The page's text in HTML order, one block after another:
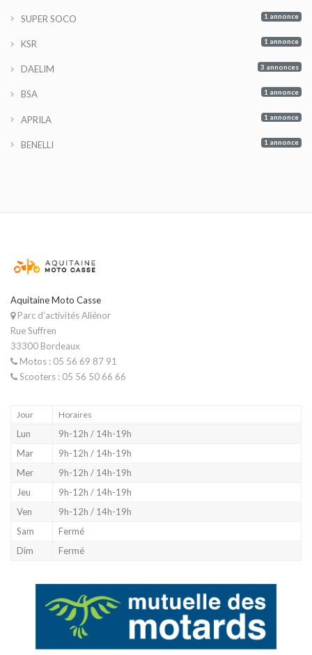
SUPER SOCO 1 annonce
KSR 1 annonce
DAELIM 3 annonces
BSA 1 annonce
APRILA 1 annonce
BENELLI 1 annonce
Aquitaine Moto Casse
Parc d’activités Aliénor
Rue Suffren
33300 Bordeaux
Motos : 05 56 69 87 91
Scooters : 05 56 50 66 66
Jour Horaires
Lun
9h-12h / 14h-19h
Mar
9h-12h / 14h-19h
Mer
9h-12h / 14h-19h
Jeu
9h-12h / 14h-19h
Ven
9h-12h / 14h-19h
Sam
Fermé
Dim
Fermé